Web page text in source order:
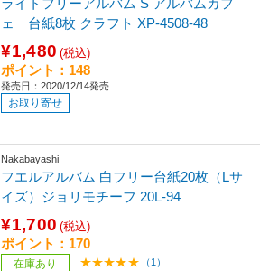
ライトフリーアルバム S アルバムカフ
ェ 台紙8枚 クラフト XP-4508-48
¥1,480 (税込)
ポイント：148
発売日：2020/12/14発売
お取り寄せ
Nakabayashi
フエルアルバム 白フリー台紙20枚（Lサ
イズ）ジョリモチーフ 20L-94
¥1,700 (税込)
ポイント：170
在庫あり （1）